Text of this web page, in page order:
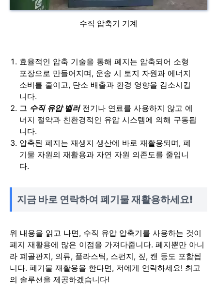
수직 압축기 기계
효율적인 압축 기술을 통해 폐지는 압축되어 소형
포장으로 만들어지며, 운송 시 토지 자원과 에너지
소비를 줄이고, 탄소 배출과 환경 영향을 감소시킵
니다.
그 수직 유압 벨러전기나 연료를 사용하지 않고 에
너지 절약과 친환경적인 유압 시스템에 의해 구동됩
니다.
압축된 폐지는 재생지 생산에 바로 재활용되며, 폐
기물 자원의 재활용과 자연 자원 의존도를 줄입니
다.
지금 바로 연락하여 폐기물 재활용하세요!
위 내용을 읽고 나면, 수직 유압 압축기를 사용하는 것이
폐지 재활용에 많은 이점을 가져다줍니다. 폐지뿐만 아니
라 폐골판지, 의류, 플라스틱, 스펀지, 짚, 캔 등도 포함됩
니다. 폐기물 재활용을 한다면, 저에게 연락하세요! 최고
의 솔루션을 제공하겠습니다!